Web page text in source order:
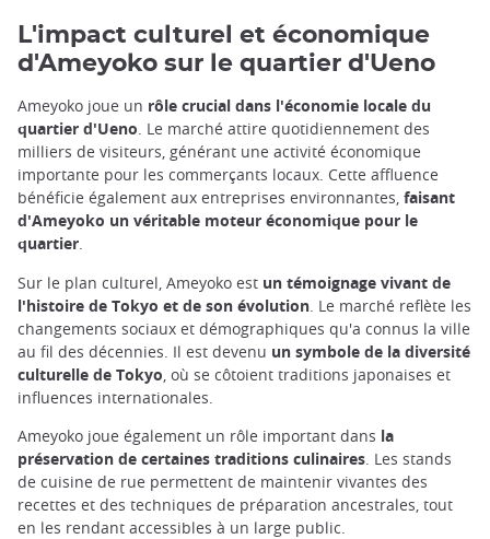
L'impact culturel et économique
d'Ameyoko sur le quartier d'Ueno
Ameyoko joue un rôle crucial dans l'économie locale du
quartier d'Ueno. Le marché attire quotidiennement des
milliers de visiteurs, générant une activité économique
importante pour les commerçants locaux. Cette affluence
bénéficie également aux entreprises environnantes, faisant
d'Ameyoko un véritable moteur économique pour le
quartier.
Sur le plan culturel, Ameyoko est un témoignage vivant de
l'histoire de Tokyo et de son évolution . Le marché reflète les
changements sociaux et démographiques qu'a connus la ville
au fil des décennies. Il est devenu un symbole de la diversité
culturelle de Tokyo , où se côtoient traditions japonaises et
influences internationales.
Ameyoko joue également un rôle important dans la
préservation de certaines traditions culinaires . Les stands
de cuisine de rue permettent de maintenir vivantes des
recettes et des techniques de préparation ancestrales, tout
en les rendant accessibles à un large public.